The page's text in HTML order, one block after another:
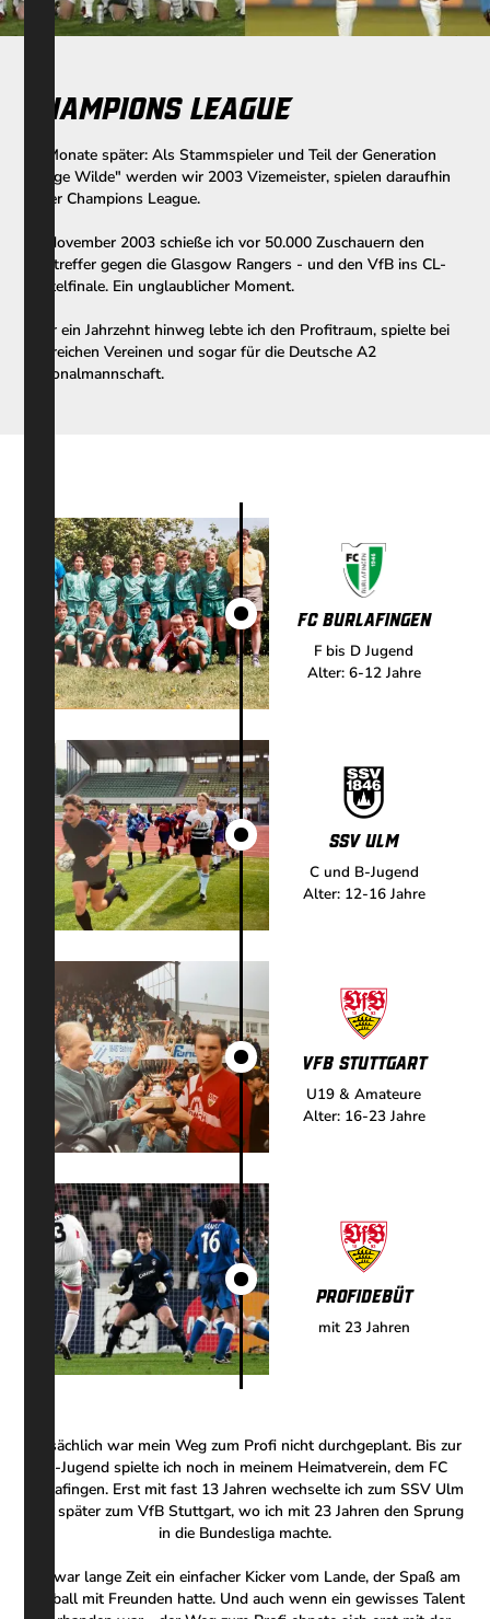
Champions League
24 Monate später: Als Stammspieler und Teil der Generation
"Junge Wilde" werden wir 2003 Vizemeister, spielen daraufhin
in der Champions League.
Im November 2003 schieße ich vor 50.000 Zuschauern den
Siegtreffer gegen die Glasgow Rangers - und den VfB ins CL-
Achtelfinale. Ein unglaublicher Moment.
Über ein Jahrzehnt hinweg lebte ich den Profitraum, spielte bei
zahlreichen Vereinen und sogar für die Deutsche A2
Nationalmannschaft.
FC Burlafingen
F bis D Jugend
Alter: 6-12 Jahre
SSV Ulm
C und B-Jugend
Alter: 12-16 Jahre
VfB Stuttgart
U19 & Amateure
Alter: 16-23 Jahre
Profidebüt
mit 23 Jahren
Tatsächlich war mein Weg zum Profi nicht durchgeplant. Bis zur
D-Jugend spielte ich noch in meinem Heimatverein, dem FC
Burlafingen. Erst mit fast 13 Jahren wechselte ich zum SSV Ulm
und später zum VfB Stuttgart, wo ich mit 23 Jahren den Sprung
in die Bundesliga machte.
Ich war lange Zeit ein einfacher Kicker vom Lande, der Spaß am
Fußball mit Freunden hatte. Und auch wenn ein gewisses Talent